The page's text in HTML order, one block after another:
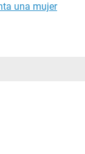
una mujer